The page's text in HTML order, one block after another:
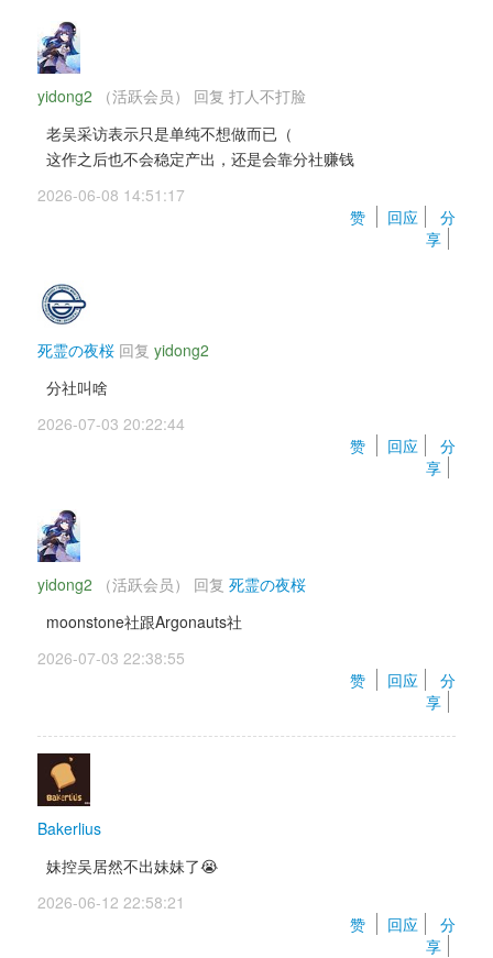
yidong2 （活跃会员） 回复 打人不打脸
老吴采访表示只是单纯不想做而已（
这作之后也不会稳定产出，还是会靠分社赚钱
2026-06-08 14:51:17
赞
回应
分
享
死霊の夜桜 回复 yidong2
分社叫啥
2026-07-03 20:22:44
赞
回应
分
享
yidong2 （活跃会员） 回复 死霊の夜桜
moonstone社跟Argonauts社
2026-07-03 22:38:55
赞
回应
分
享
Bakerlius
妹控吴居然不出妹妹了😭
2026-06-12 22:58:21
赞
回应
分
享